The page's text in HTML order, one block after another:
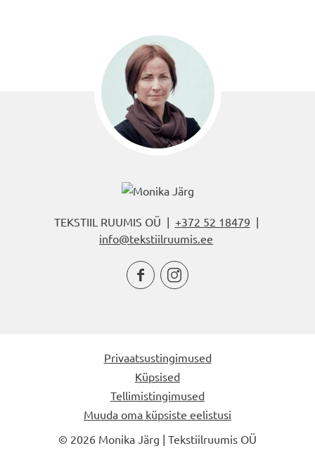
TEKSTIIL RUUMIS OÜ | +372 52 18479 |
info@tekstiilruumis.ee
 
Privaatsustingimused
Küpsised
Tellimistingimused
Muuda oma küpsiste eelistusi
© 2026 Monika Järg | Tekstiilruumis OÜ